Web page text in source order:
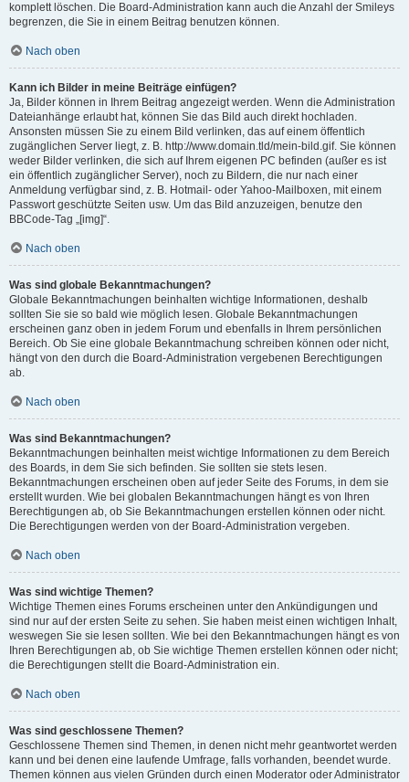
komplett löschen. Die Board-Administration kann auch die Anzahl der Smileys
begrenzen, die Sie in einem Beitrag benutzen können.
Nach oben
Kann ich Bilder in meine Beiträge einfügen?
Ja, Bilder können in Ihrem Beitrag angezeigt werden. Wenn die Administration
Dateianhänge erlaubt hat, können Sie das Bild auch direkt hochladen.
Ansonsten müssen Sie zu einem Bild verlinken, das auf einem öffentlich
zugänglichen Server liegt, z. B. http://www.domain.tld/mein-bild.gif. Sie können
weder Bilder verlinken, die sich auf Ihrem eigenen PC befinden (außer es ist
ein öffentlich zugänglicher Server), noch zu Bildern, die nur nach einer
Anmeldung verfügbar sind, z. B. Hotmail- oder Yahoo-Mailboxen, mit einem
Passwort geschützte Seiten usw. Um das Bild anzuzeigen, benutze den
BBCode-Tag „[img]“.
Nach oben
Was sind globale Bekanntmachungen?
Globale Bekanntmachungen beinhalten wichtige Informationen, deshalb
sollten Sie sie so bald wie möglich lesen. Globale Bekanntmachungen
erscheinen ganz oben in jedem Forum und ebenfalls in Ihrem persönlichen
Bereich. Ob Sie eine globale Bekanntmachung schreiben können oder nicht,
hängt von den durch die Board-Administration vergebenen Berechtigungen
ab.
Nach oben
Was sind Bekanntmachungen?
Bekanntmachungen beinhalten meist wichtige Informationen zu dem Bereich
des Boards, in dem Sie sich befinden. Sie sollten sie stets lesen.
Bekanntmachungen erscheinen oben auf jeder Seite des Forums, in dem sie
erstellt wurden. Wie bei globalen Bekanntmachungen hängt es von Ihren
Berechtigungen ab, ob Sie Bekanntmachungen erstellen können oder nicht.
Die Berechtigungen werden von der Board-Administration vergeben.
Nach oben
Was sind wichtige Themen?
Wichtige Themen eines Forums erscheinen unter den Ankündigungen und
sind nur auf der ersten Seite zu sehen. Sie haben meist einen wichtigen Inhalt,
weswegen Sie sie lesen sollten. Wie bei den Bekanntmachungen hängt es von
Ihren Berechtigungen ab, ob Sie wichtige Themen erstellen können oder nicht;
die Berechtigungen stellt die Board-Administration ein.
Nach oben
Was sind geschlossene Themen?
Geschlossene Themen sind Themen, in denen nicht mehr geantwortet werden
kann und bei denen eine laufende Umfrage, falls vorhanden, beendet wurde.
Themen können aus vielen Gründen durch einen Moderator oder Administrator